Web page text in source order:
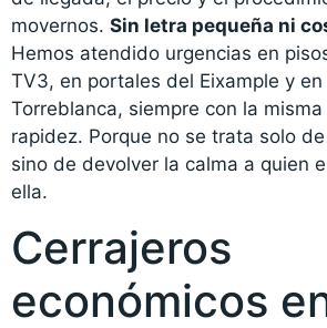
movernos. Sin letra pequeña ni
Hemos atendido urgencias en
TV3, en portales del Eixample y
Torreblanca, siempre con la
rapidez. Porque no se trata solo
sino de devolver la calma a quien
ella.
Cerrajeros
económicos